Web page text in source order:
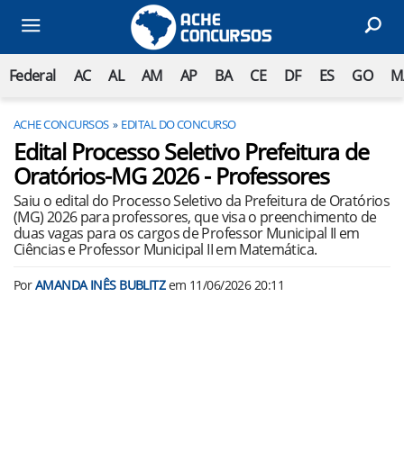
Federal AC AL AM AP BA CE DF ES GO
ACHE CONCURSOS EDITAL DO CONCURSO
Edital Processo Seletivo Prefeitura de
Oratórios-MG 2026 - Professores
Saiu o edital do Processo Seletivo da Prefeitura de Oratórios
(MG) 2026 para professores, que visa o preenchimento de
duas vagas para os cargos de Professor Municipal II em
Ciências e Professor Municipal II em Matemática.
PorAMANDA INÊS BUBLITZem 11/06/2026 20:11